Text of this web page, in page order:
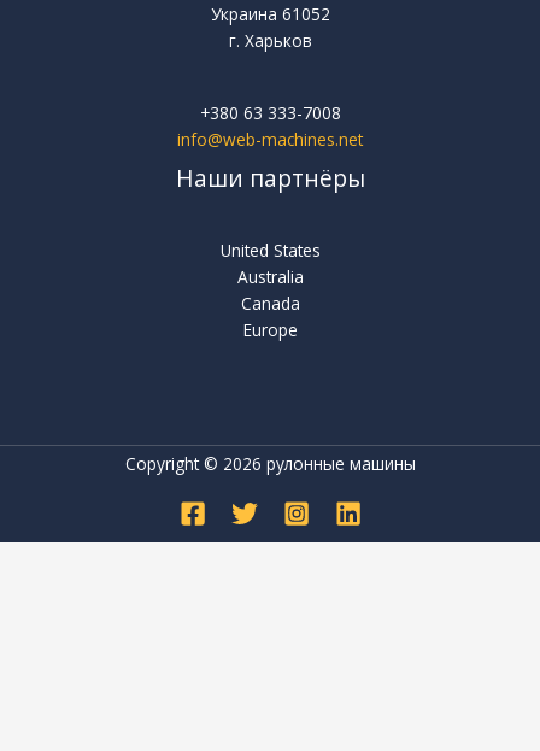
Украина 61052
г. Харьков
+380 63 333-7008
info@web-machines.net
Наши партнёры
United States
Australia
Canada
Europe
Copyright © 2026 рулонные машины